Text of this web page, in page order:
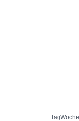
TagWoche